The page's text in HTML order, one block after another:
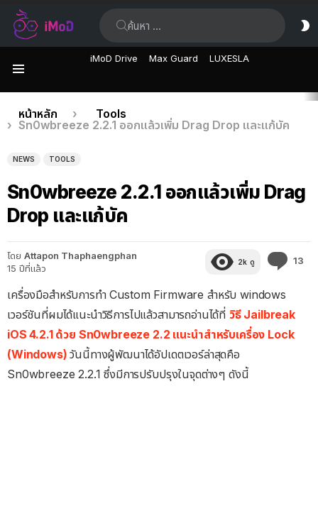
iMoD Drive Max Guard LUXESLA
เรื่อง
ล่าสุด
คุณอยู่ที่นี่:
หน้าหลัก
Tools
Sn0wbreeze 2.2.1 ออกแล้วเพิ่ม Drag Drop และแก้บัค
NEWS TOOLS
Sn0wbreeze 2.2.1 ออกแล้วเพิ่ม Drag
Drop และแก้บัค
โดย Attapon Thaphaengphan
15 ปีที่แล้ว
2k ดู 13
เครื่องมือสำหรับการทำ Custom Firmware สำหรับ windows
เวอร์ชันที่ผมได้แนะนำวิธีการไปแล้วสามารถอ่านได้ที่ วิธี Jailbreak
iOS 4.2.1 ด้วย Sn0wbreeze 2.2 แนะนำสำหรับเครื่อง Lock
(Windows) วันนี้ทางผู้พัฒนาได้อัปเดตเวอร์ล่าสุดคือ
Sn0wbreeze 2.2.1 ซึ่งมีการปรับปรุงในจุดต่างๆ ดังนี้